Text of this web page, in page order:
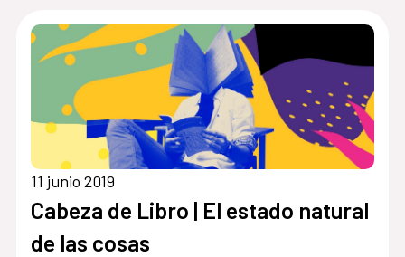
11 junio 2019
Cabeza de Libro | El estado natural
de las cosas